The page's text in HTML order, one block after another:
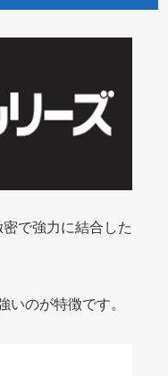
で強力に結合した
のが特徴です。